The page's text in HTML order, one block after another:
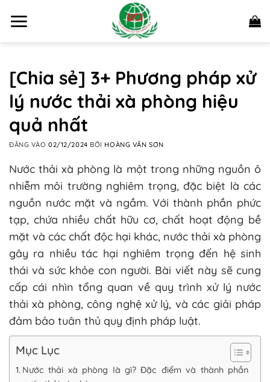
qua
[Chia sẻ] 3+ Phương pháp xử
lý nước thải xà phòng hiệu
quả nhất
ĐĂNG VÀO02/12/2024 BỞI HOÀNG VĂN SƠN
Nước thải xà phòng là một trong những nguồn ô
nhiễm môi trường nghiêm trọng, đặc biệt là các
nguồn nước mặt và ngầm. Với thành phần phức
tạp, chứa nhiều chất hữu cơ, chất hoạt động bề
mặt và các chất độc hại khác, nước thải xà phòng
gây ra nhiều tác hại nghiêm trọng đến hệ sinh
thái và sức khỏe con người. Bài viết này sẽ cung
cấp cái nhìn tổng quan về quy trình xử lý nước
thải xà phòng, công nghệ xử lý, và các giải pháp
đảm bảo tuân thủ quy định pháp luật.
Mục Lục
Nước thải xà phòng là gì? Đặc điểm và thành phần